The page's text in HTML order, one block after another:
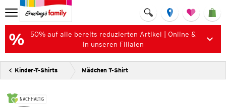
50% auf alle bereits reduzierten Artikel | Online &
in unseren Filialen
Kinder-T-Shirts Mädchen T-Shirt
NACHHALTIG